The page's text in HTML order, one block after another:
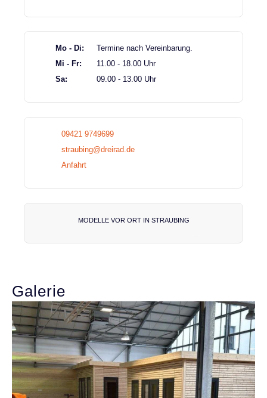
Mo - Di:
Termine nach Vereinbarung.
Mi - Fr:
11.00 - 18.00 Uhr
Sa:
09.00 - 13.00 Uhr
09421 9749699
straubing@dreirad.de
Anfahrt
MODELLE VOR ORT IN STRAUBING
Bildergalerie überspringen